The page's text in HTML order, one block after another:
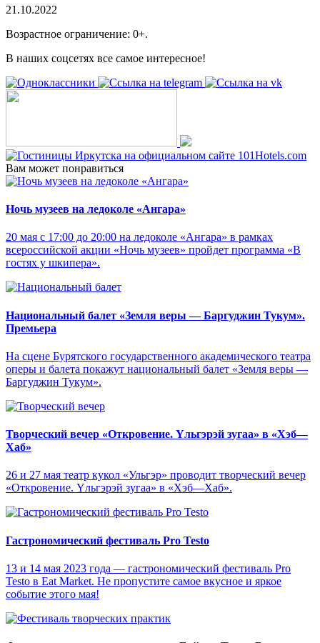
21.10.2022
Возрастное ограничение: 0+.
В наших соцсетях все самое интересное!
Вам может понравиться
Ночь музеев на ледоколе «Ангара»
20 мая с 17:00 до 20:00 на ледоколе «Ангара» в рамках
всероссийской акции «Ночь музеев» пройдет программа «В
гостях у шкипера».
Национальный балет «Земля веры — Баргуджин Тукум‎».
Премьера
На сцене Бурятского государственного академического театра
оперы и балета покажут национальный балет «Земля веры —
Баргуджин Тукум‎».
Творческий вечер «Откровение. Yльгэрэй зугаа» в «Хэб—
Хаб»
26 и 27 мая театр кукол «Ульгэр» проводит творческий вечер
«Откровение. Yльгэрэй зугаа» в «Хэб—Хаб».
Гастрономический фестиваль Pro Testo
13 и 14 мая 2023 года — гастрономический фестиваль Pro
Testo в Eat Market. Не пропустите самое вкусное и яркое
событие этого мая!